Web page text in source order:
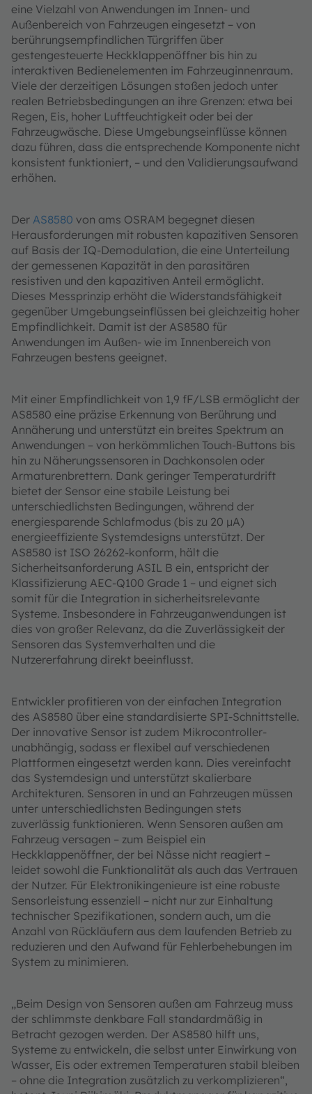
eine Vielzahl von Anwendungen im Innen- und
Außenbereich von Fahrzeugen eingesetzt – von
berührungsempfindlichen Türgriffen über
gestengesteuerte Heckklappenöffner bis hin zu
interaktiven Bedienelementen im Fahrzeuginnenraum.
Viele der derzeitigen Lösungen stoßen jedoch unter
realen Betriebsbedingungen an ihre Grenzen: etwa bei
Regen, Eis, hoher Luftfeuchtigkeit oder bei der
Fahrzeugwäsche. Diese Umgebungseinflüsse können
dazu führen, dass die entsprechende Komponente nicht
konsistent funktioniert, – und den Validierungsaufwand
erhöhen.
Der AS8580 von ams OSRAM begegnet diesen
Herausforderungen mit robusten kapazitiven Sensoren
auf Basis der IQ-Demodulation, die eine Unterteilung
der gemessenen Kapazität in den parasitären
resistiven und den kapazitiven Anteil ermöglicht.
Dieses Messprinzip erhöht die Widerstandsfähigkeit
gegenüber Umgebungseinflüssen bei gleichzeitig hoher
Empfindlichkeit. Damit ist der AS8580 für
Anwendungen im Außen- wie im Innenbereich von
Fahrzeugen bestens geeignet.
Mit einer Empfindlichkeit von 1,9 fF/LSB ermöglicht der
AS8580 eine präzise Erkennung von Berührung und
Annäherung und unterstützt ein breites Spektrum an
Anwendungen – von herkömmlichen Touch-Buttons bis
hin zu Näherungssensoren in Dachkonsolen oder
Armaturenbrettern. Dank geringer Temperaturdrift
bietet der Sensor eine stabile Leistung bei
unterschiedlichsten Bedingungen, während der
energiesparende Schlafmodus (bis zu 20 µA)
energieeffiziente Systemdesigns unterstützt. Der
AS8580 ist ISO 26262-konform, hält die
Sicherheitsanforderung ASIL B ein, entspricht der
Klassifizierung AEC-Q100 Grade 1 – und eignet sich
somit für die Integration in sicherheitsrelevante
Systeme. Insbesondere in Fahrzeuganwendungen ist
dies von großer Relevanz, da die Zuverlässigkeit der
Sensoren das Systemverhalten und die
Nutzererfahrung direkt beeinflusst.
Entwickler profitieren von der einfachen Integration
des AS8580 über eine standardisierte SPI-Schnittstelle.
Der innovative Sensor ist zudem Mikrocontroller-
unabhängig, sodass er flexibel auf verschiedenen
Plattformen eingesetzt werden kann. Dies vereinfacht
das Systemdesign und unterstützt skalierbare
Architekturen. Sensoren in und an Fahrzeugen müssen
unter unterschiedlichsten Bedingungen stets
zuverlässig funktionieren. Wenn Sensoren außen am
Fahrzeug versagen – zum Beispiel ein
Heckklappenöffner, der bei Nässe nicht reagiert –
leidet sowohl die Funktionalität als auch das Vertrauen
der Nutzer. Für Elektronikingenieure ist eine robuste
Sensorleistung essenziell – nicht nur zur Einhaltung
technischer Spezifikationen, sondern auch, um die
Anzahl von Rückläufern aus dem laufenden Betrieb zu
reduzieren und den Aufwand für Fehlerbehebungen im
System zu minimieren.
„Beim Design von Sensoren außen am Fahrzeug muss
der schlimmste denkbare Fall standardmäßig in
Betracht gezogen werden. Der AS8580 hilft uns,
Systeme zu entwickeln, die selbst unter Einwirkung von
Wasser, Eis oder extremen Temperaturen stabil bleiben
– ohne die Integration zusätzlich zu verkomplizieren“,